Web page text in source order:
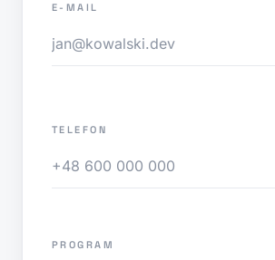
E-MAIL
TELEFON
PROGRAM